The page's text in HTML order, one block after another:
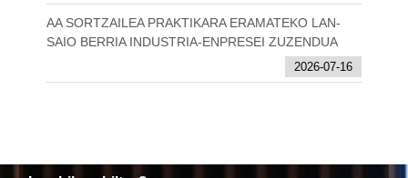
AA SORTZAILEA PRAKTIKARA ERAMATEKO LAN-
SAIO BERRIA INDUSTRIA-ENPRESEI ZUZENDUA
2026-07-16